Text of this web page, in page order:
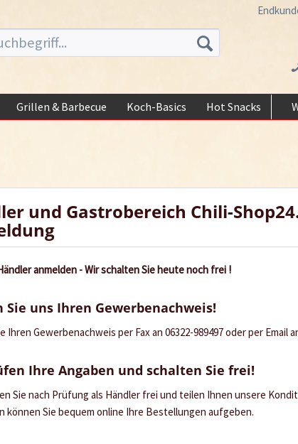
Grillen & Barbecue Koch-Basics Hot Snacks
und Gastrobereich Chili-
anmelden - Wir schalten Sie heute noch frei !
Sie uns Ihren Gewerbenachweis!
Ihren Gewerbenachweis per Fax an 06322-989497 oder per Email
Ihre Angaben und schalten Sie frei!
Sie nach Prüfung als Händler frei und teilen Ihnen unsere
können Sie bequem online Ihre Bestellungen aufgeben.